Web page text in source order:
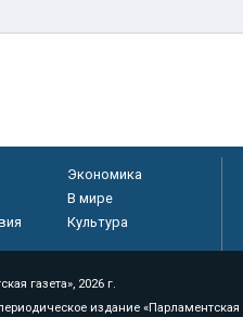
Экономика
В мире
Культура
газета», 2026 г.
издание «Парламентская